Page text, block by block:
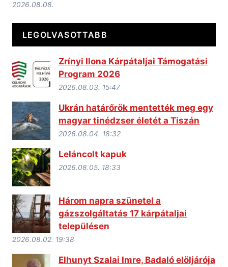
2026.08.08.
LEGOLVASOTTABB
Zrínyi Ilona Kárpátaljai Támogatási
Program 2026
2026.08.03. 15:47
Ukrán határőrök mentették meg egy
magyar tinédzser életét a Tiszán
2026.08.04. 18:32
Leláncolt kapuk
2026.08.05. 18:33
Három napra szünetel a
gázszolgáltatás 17 kárpátaljai
településen
2026.08.02. 19:38
Elhunyt Szalai Imre, Badaló elöljárója